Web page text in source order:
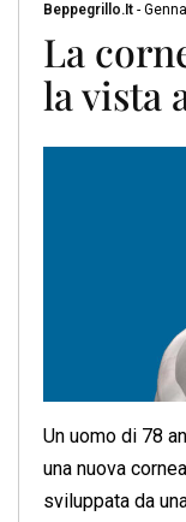
Beppegrillo.it -
La
la vista
Un uomo di 78
una nuova
sviluppata da